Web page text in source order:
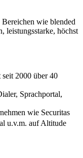
wie blended
leistungsstarke, höchst
2000 über 40
Sprachportal,
wie Securitas
u.v.m. auf Altitude